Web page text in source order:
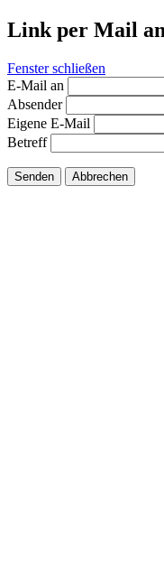
Link per Mail
Fenster schließen
E-Mail an
Absender
Eigene E-Mail
Betreff
Senden Abbrechen